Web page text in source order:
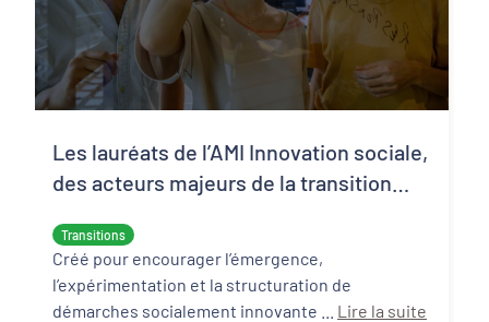
Transitions
Les lauréats de l’AMI Innovation sociale,
des acteurs majeurs de la transition
Créé pour encourager l’émergence,
l’expérimentation et la structuration de
Lire la suite